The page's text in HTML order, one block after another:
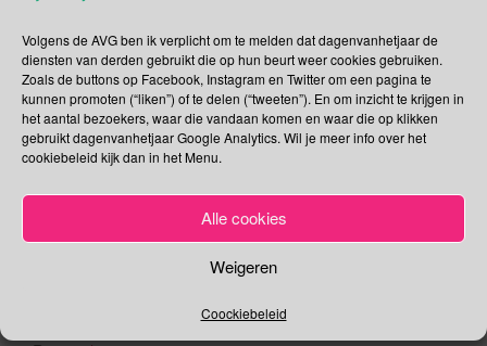
Volgens de AVG ben ik verplicht om te melden dat dagenvanhetjaar de
diensten van derden gebruikt die op hun beurt weer cookies gebruiken.
Zoals de buttons op Facebook, Instagram en Twitter om een pagina te
kunnen promoten (“liken”) of te delen (“tweeten”). En om inzicht te krijgen in
het aantal bezoekers, waar die vandaan komen en waar die op klikken
gebruikt dagenvanhetjaar Google Analytics. Wil je meer info over het
cookiebeleid kijk dan in het Menu.
Alle cookies
Weigeren
Coockiebeleid
o
o
k
Berichtnavigatie
18 februari – Black Reel Awards versus “te witte”
Oscars
20 februari – Werelddag voor Sociale Rechtvaardigheid
Geef een antwoord